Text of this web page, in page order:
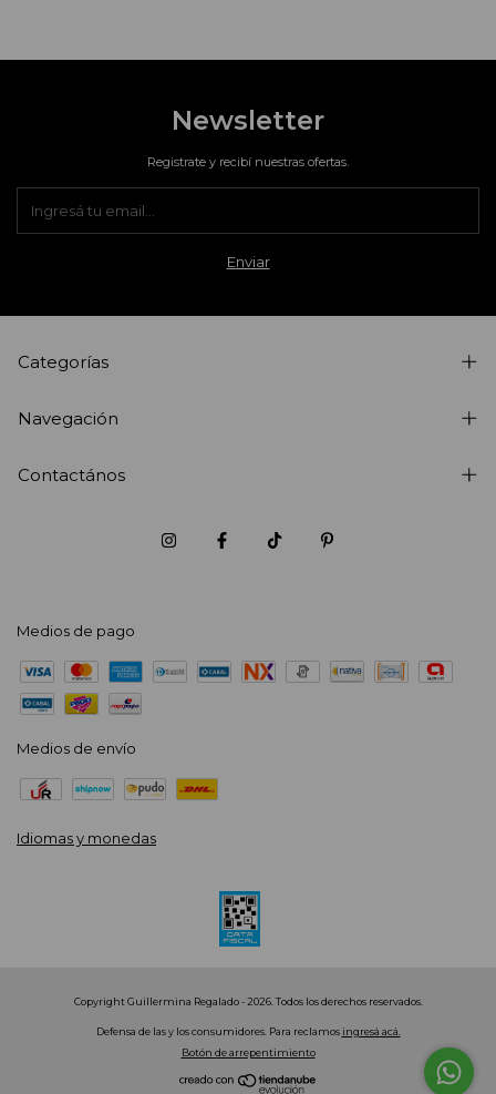
Newsletter
Registrate y recibí nuestras ofertas.
Categorías
Navegación
Contactános
Medios de pago
Medios de envío
Idiomas y monedas
Copyright Guillermina Regalado - 2026. Todos los derechos reservados.
Defensa de las y los consumidores. Para reclamos ingresá acá.
Botón de arrepentimiento